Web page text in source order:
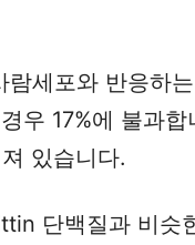
세포와 반응하
우 17%에 불과
있습니다.
단백질과 비슷